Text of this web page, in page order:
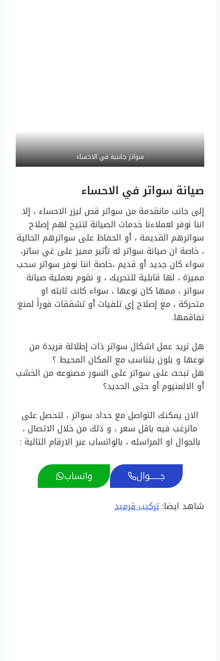
سواتر جانبية في الاحساء
صيانة سواتر في الاحساء
إلى جانب مانقدمة من سواتر قص ليزر الاحساء ، إلا
اننا نوفر لعملاءنا خدمات الصيانة لنتيح لهم إصلاح
سواترهم القديمة ، أو الحفاظ على سواترهم الحالية
، خاصة ان صيانة سواتر له تأثير مميز على غي ساتر،
سواء كان جديد أو قديم ،خاصة اننا نوفر سواتر سحب
مميزة ، لها قابلية للتحريك ، و نقوم بعملية صيانة
سواتر ، ممها كان نوعها ، سواء كانت ثابته او
متحركة ، مع إصلاح إي تلفيات أو تشققات فوراً لمنع
تفاقمها.
هل تريد عمل اشكال سواتر ذات إطلالة فريدة من
نوعها و بلون يتناسب مع المكان المحيط ؟
هل تبحث على سواتر على السور مصنوعه من الخشب
أو الالمنيوم أو حتى الحديد؟
الان يمكنك التواصل مع حداد سواتر ، لتحصل على
ماترغب فيه باقل سعر ، و ذلك من خلال الاتصال ،
بالجوال او المراسله ، بالواتساب عبر الارقام التالية :
جـــــــوال واتساب
شاهد ايضا: تركيب قرميد